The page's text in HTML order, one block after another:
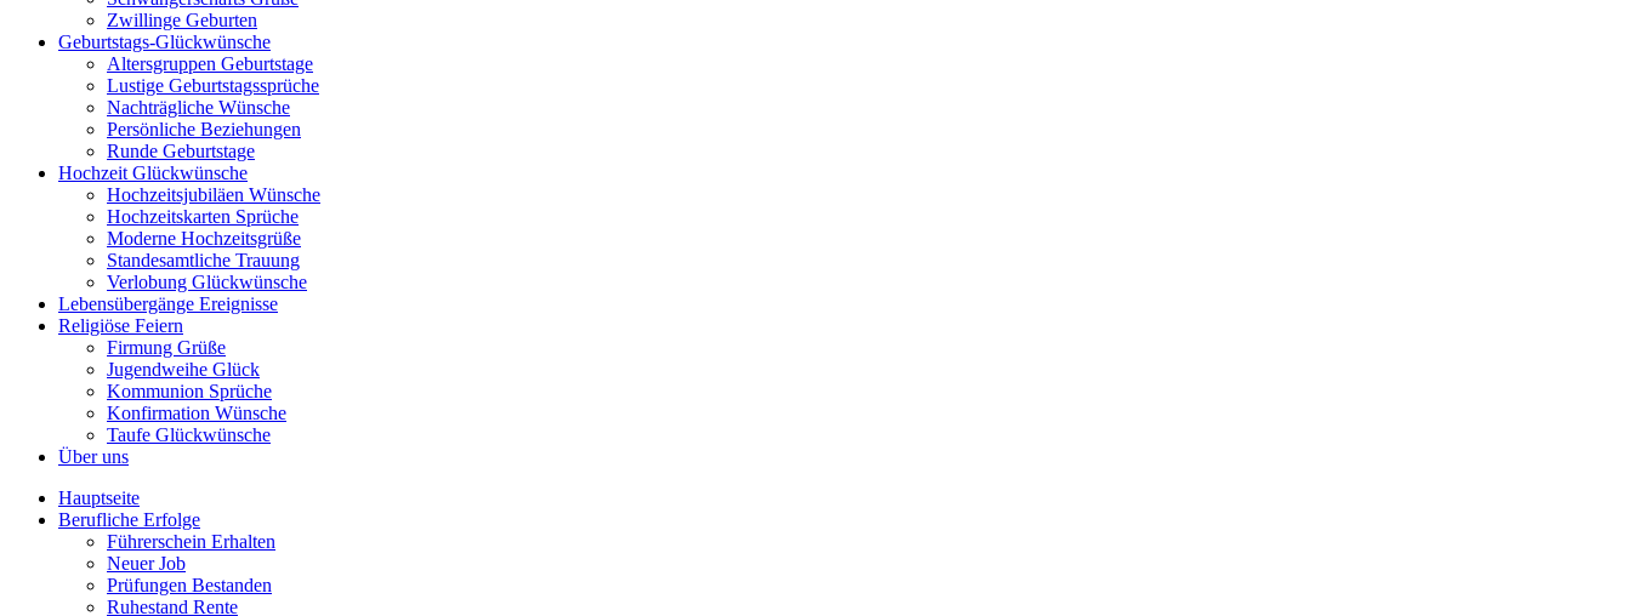
Zwillinge Geburten
Geburtstags-Glückwünsche
Altersgruppen Geburtstage
Lustige Geburtstagssprüche
Nachträgliche Wünsche
Persönliche Beziehungen
Runde Geburtstage
Hochzeit Glückwünsche
Hochzeitsjubiläen Wünsche
Hochzeitskarten Sprüche
Moderne Hochzeitsgrüße
Standesamtliche Trauung
Verlobung Glückwünsche
Lebensübergänge Ereignisse
Religiöse Feiern
Firmung Grüße
Jugendweihe Glück
Kommunion Sprüche
Konfirmation Wünsche
Taufe Glückwünsche
Über uns
Hauptseite
Berufliche Erfolge
Führerschein Erhalten
Neuer Job
Prüfungen Bestanden
Ruhestand Rente